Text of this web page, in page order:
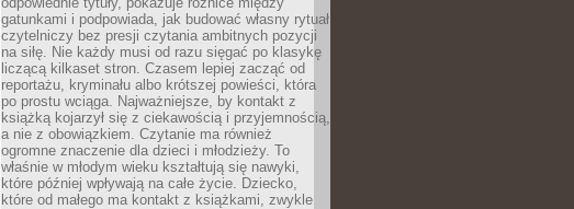
gatunkami i podpowiada, jak budować własny rytuał
czytelniczy bez presji czytania ambitnych pozycji
na siłę. Nie każdy musi od razu sięgać po klasykę
liczącą kilkaset stron. Czasem lepiej zacząć od
reportażu, kryminału albo krótszej powieści, która
po prostu wciąga. Najważniejsze, by kontakt z
książką kojarzył się z ciekawością i przyjemnością,
a nie z obowiązkiem. Czytanie ma również
ogromne znaczenie dla dzieci i młodzieży. To
właśnie w młodym wieku kształtują się nawyki,
które później wpływają na całe życie. Dziecko,
które od małego ma kontakt z książkami, zwykle